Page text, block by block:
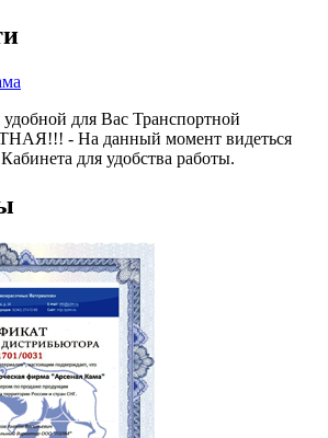
для Вас Транспортной
- На данный момент видеться
для удобства работы.